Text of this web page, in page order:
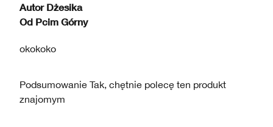
Autor Dżesika
Od Pcim Górny
okokoko
Podsumowanie Tak, chętnie polecę ten produkt
znajomym